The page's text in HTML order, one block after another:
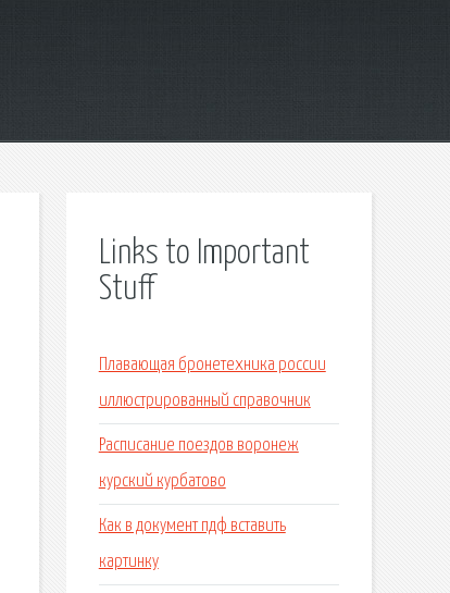
Links to Important
Stuff
Плавающая бронетехника россии
иллюстрированный справочник
Расписание поездов воронеж
курский курбатово
Как в документ пдф вставить
картинку